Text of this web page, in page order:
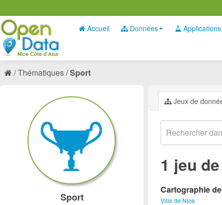
Accueil Données Applications
Thématiques Sport
Jeux de
1 jeu
Cartographie
Ville de Nice
Sport